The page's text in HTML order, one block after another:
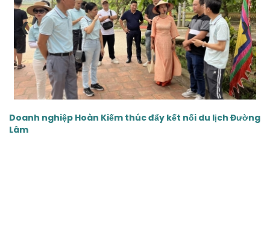
Doanh nghiệp Hoàn Kiếm thúc đẩy kết nối du lịch Đường
Lâm
‹ ›